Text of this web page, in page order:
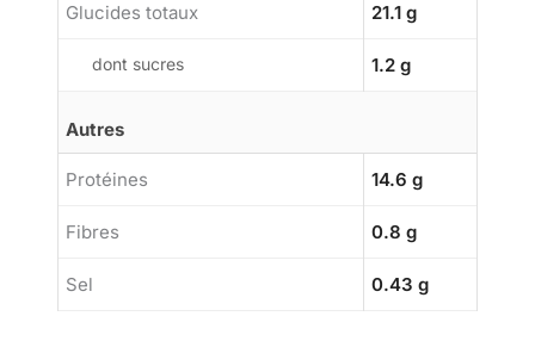
Glucides totaux 21.1 g
dont sucres 1.2 g
Autres
Protéines 14.6 g
Fibres 0.8 g
Sel 0.43 g